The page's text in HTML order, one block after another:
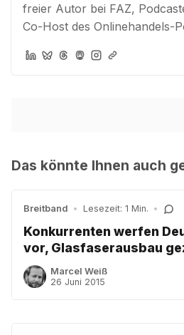
freier Autor bei FAZ,
Co-Host des Onlinehandels-
Das könnte Ihnen auch
Breitband • Lesezeit: 1 Min. •
Konkurrenten werfen
vor, Glasfaserausbau
Marcel Weiß
26 Juni 2015